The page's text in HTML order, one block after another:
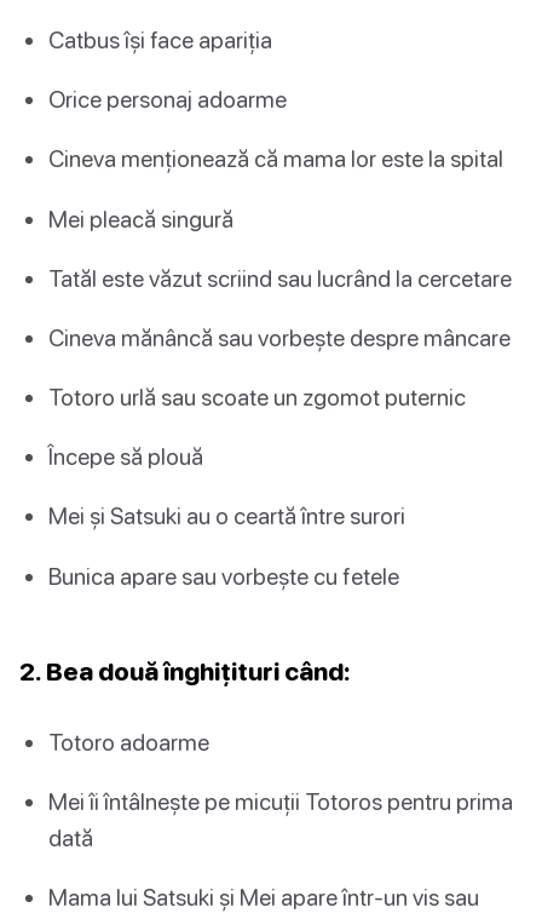
Catbus își face apariția
Orice personaj adoarme
Cineva menționează că mama lor este la spital
Mei pleacă singură
Tatăl este văzut scriind sau lucrând la cercetare
Cineva mănâncă sau vorbește despre mâncare
Totoro urlă sau scoate un zgomot puternic
Începe să plouă
Mei și Satsuki au o ceartă între surori
Bunica apare sau vorbește cu fetele
2. Bea două înghițituri când:
Totoro adoarme
Mei îi întâlnește pe micuții Totoros pentru prima
dată
Mama lui Satsuki și Mei apare într-un vis sau